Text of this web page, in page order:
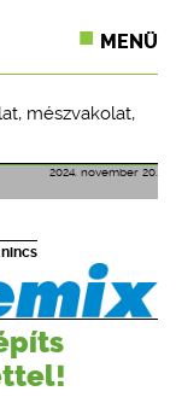
MENÜ
, mészvakolat,
2024. november 20.
nincs